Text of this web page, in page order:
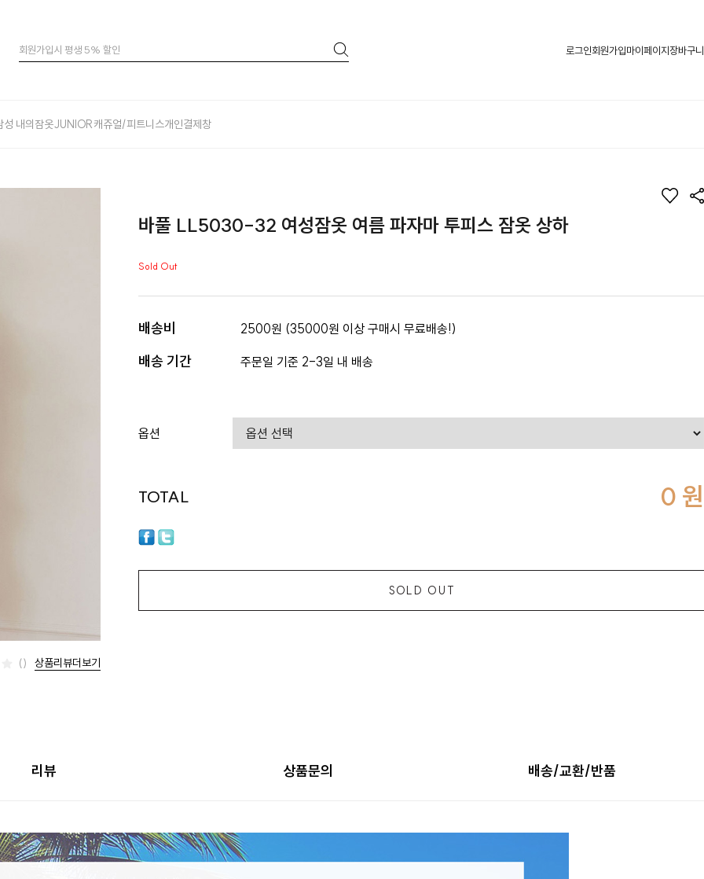
로그인회원가입마이페이지장바구니
성 내의잠옷JUNIOR캐쥬얼/피트니스개인결제창
() 상품리뷰더보기
바풀 LL5030-32 여성잠옷 여름 파자마 투피스 잠옷 상하
Sold Out
배송비 2500원 (35000원 이상 구매시 무료배송!)
배송 기간 주문일 기준 2-3일 내 배송
옵션
TOTAL 0 원
SOLD OUT
리뷰 상품문의 배송/교환/반품